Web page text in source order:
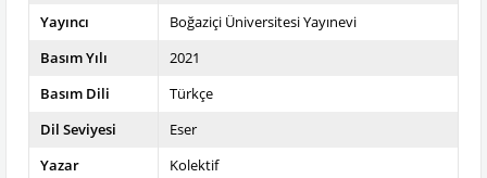
Yayıncı
Boğaziçi Üniversitesi Yayınevi
Basım Yılı
2021
Basım Dili
Türkçe
Dil Seviyesi
Eser
Yazar
Kolektif